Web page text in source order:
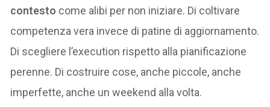
contesto come alibi per non iniziare. Di coltivare
competenza vera invece di patine di aggiornamento.
Di scegliere l’execution rispetto alla pianificazione
perenne. Di costruire cose, anche piccole, anche
imperfette, anche un weekend alla volta.